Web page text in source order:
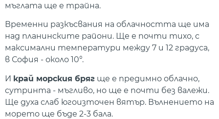
мъглата ще е трайна.
Временни разкъсвания на облачността ще има
над планинските райони. Ще е почти тихо, с
максимални температури между 7 и 12 градуса,
в София - около 10°.
И край морския бряг ще е предимно облачно,
сутринта - мъгливо, но ще е почти без валежи.
Ще духа слаб югоизточен вятър. Вълнението на
морето ще бъде 2-3 бала.